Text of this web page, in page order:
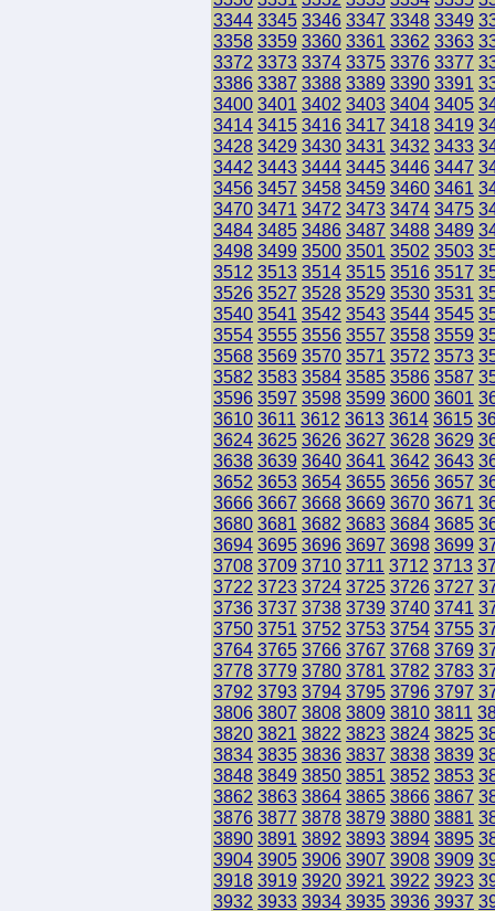
3344 3345 3346 3347 3348 3349
3358 3359 3360 3361 3362 3363
3372 3373 3374 3375 3376 3377
3386 3387 3388 3389 3390 3391
3400 3401 3402 3403 3404 3405
3414 3415 3416 3417 3418 3419
3428 3429 3430 3431 3432 3433
3442 3443 3444 3445 3446 3447
3456 3457 3458 3459 3460 3461
3470 3471 3472 3473 3474 3475
3484 3485 3486 3487 3488 3489
3498 3499 3500 3501 3502 3503
3512 3513 3514 3515 3516 3517
3526 3527 3528 3529 3530 3531
3540 3541 3542 3543 3544 3545
3554 3555 3556 3557 3558 3559
3568 3569 3570 3571 3572 3573
3582 3583 3584 3585 3586 3587
3596 3597 3598 3599 3600 3601
3610 3611 3612 3613 3614 3615
3624 3625 3626 3627 3628 3629
3638 3639 3640 3641 3642 3643
3652 3653 3654 3655 3656 3657
3666 3667 3668 3669 3670 3671
3680 3681 3682 3683 3684 3685
3694 3695 3696 3697 3698 3699
3708 3709 3710 3711 3712 3713
3722 3723 3724 3725 3726 3727
3736 3737 3738 3739 3740 3741
3750 3751 3752 3753 3754 3755
3764 3765 3766 3767 3768 3769
3778 3779 3780 3781 3782 3783
3792 3793 3794 3795 3796 3797
3806 3807 3808 3809 3810 3811
3820 3821 3822 3823 3824 3825
3834 3835 3836 3837 3838 3839
3848 3849 3850 3851 3852 3853
3862 3863 3864 3865 3866 3867
3876 3877 3878 3879 3880 3881
3890 3891 3892 3893 3894 3895
3904 3905 3906 3907 3908 3909
3918 3919 3920 3921 3922 3923
3932 3933 3934 3935 3936 3937